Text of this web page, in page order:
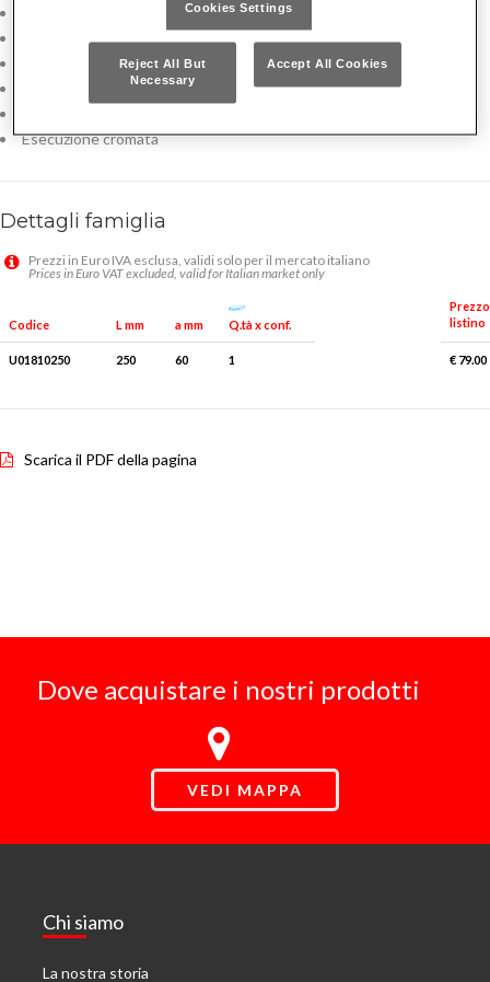
Ideale per afferrare rapidamente pezzi di diverse dimensioni
Autoserrante su tubi e dadi: nessuno slittamento e minimo sforzo
Ganasce con denti temprati per una presa sicura e duratura
Leva di chiusura per trasporto compatto e sicuro
Esecuzione cromata
Dettagli famiglia
Prezzi in Euro IVA esclusa, validi solo per il mercato italiano
Prices in Euro VAT excluded, valid for Italian market only
Codice L mm a mm Q.tà x conf.
Prezzo
listino
U01810250 250 60 1 € 79.00
Scarica il PDF della pagina
Dove acquistare i nostri prodotti
VEDI MAPPA
Chi siamo
La nostra storia
Cookies Settings
Reject All But
Necessary
Accept All Cookies